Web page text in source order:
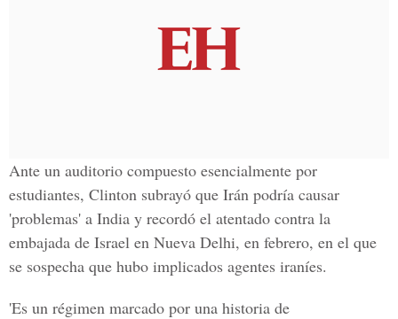
Ante un auditorio compuesto esencialmente por
estudiantes, Clinton subrayó que Irán podría causar
'problemas' a India y recordó el atentado contra la
embajada de Israel en Nueva Delhi, en febrero, en el que
se sospecha que hubo implicados agentes iraníes.
'Es un régimen marcado por una historia de